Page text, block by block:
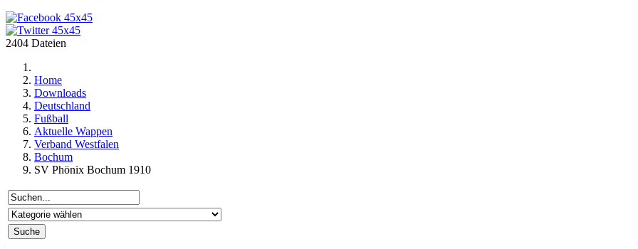
2404 Dateien
Home
Downloads
Deutschland
Fußball
Aktuelle Wappen
Verband Westfalen
Bochum
SV Phönix Bochum 1910